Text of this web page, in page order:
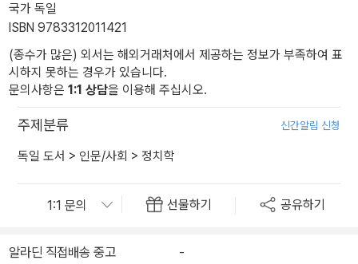
국가 독일
ISBN 9783312011421
(종수가 많은) 외서는 해외거래처에서 제공하는 정보가 부족하여 표
시하지 못하는 경우가 있습니다.
문의사항은 1:1 상담을 이용해 주십시오.
주제분류 신간알림 신청
독일 도서 > 인문/사회 > 정치학
선물하기 공유하기
알라딘 직접배송 중고
-